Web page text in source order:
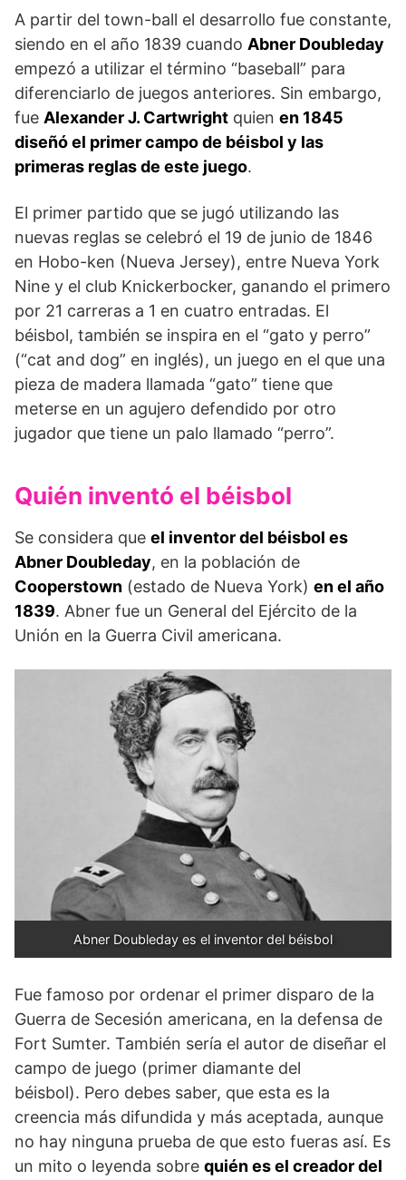
A partir del town-ball el desarro­llo fue constante,
siendo en el año 1839 cuando Abner Doubleday
empezó a utilizar el término “baseball” para
diferenciarlo de juegos anteriores. Sin embargo,
fue Alexander J. Cartwright quien en 1845
diseñó el primer campo de béisbol y las
primeras reglas de este juego.
El primer partido que se jugó utilizando las
nuevas reglas se celebró el 19 de junio de 1846
en Hobo-ken (Nueva Jersey), entre Nueva York
Nine y el club Knickerbocker, ganando el primero
por 21 carreras a 1 en cuatro entradas. El
béisbol, también se inspira en el “gato y perro”
(“cat and dog” en inglés), un juego en el que una
pieza de madera llamada “gato” tiene que
meterse en un agujero defendido por otro
jugador que tiene un palo llamado “perro”.
Quién inventó el béisbol
Se considera que el inventor del béisbol es
Abner Doubleday, en la población de
Cooperstown (estado de Nueva York) en el año
1839. Abner fue un General del Ejército de la
Unión en la Guerra Civil americana.
Abner Doubleday es el inventor del béisbol
Fue famoso por ordenar el primer disparo de la
Guerra de Secesión americana, en la defensa de
Fort Sumter. También sería el autor de diseñar el
campo de juego (primer diamante del
béisbol). Pero debes saber, que esta es la
creencia más difundida y más aceptada, aunque
no hay ninguna prueba de que esto fueras así. Es
un mito o leyenda sobre quién es el creador del